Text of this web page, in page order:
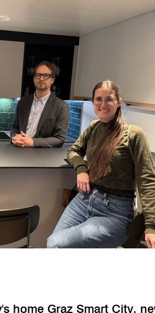
home Graz Smart City,